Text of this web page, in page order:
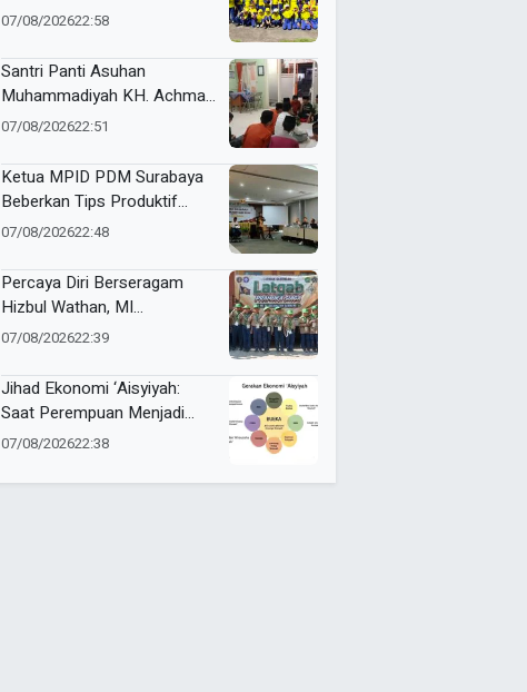
Belajar Membatik dengan
07/08/202622:58
Santri Panti Asuhan
Muhammadiyah KH. Achmad
Dahlan Latih Kepemimpinan
Agustusan
07/08/202622:51
Ketua MPID PDM Surabaya
Beberkan Tips Produktif
Menulis Sejarah
07/08/202622:48
Percaya Diri Berseragam
Hizbul Wathan, MI
Muhammadiyah Resik Ikuti
Sambeng
07/08/202622:39
Jihad Ekonomi ‘Aisyiyah:
Saat Perempuan Menjadi
Penggerak Kemandirian
07/08/202622:38